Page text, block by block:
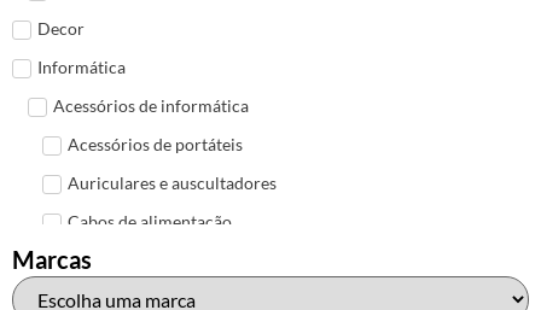
Decor
Informática
Acessórios de informática
Acessórios de portáteis
Auriculares e auscultadores
Cabos de alimentação
Colunas de Som
Hubs
Marcas